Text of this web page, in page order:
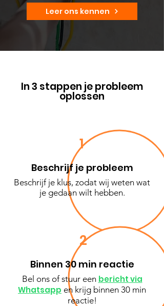
Leer ons kennen
In 3 stappen je probleem
oplossen
1
Beschrijf je probleem
Beschrijf je klus, zodat wij weten wat
je gedaan wilt hebben.
2
Binnen 30 min reactie
Bel ons of stuur een bericht via
Whatsapp en krijg binnen 30 min
reactie!